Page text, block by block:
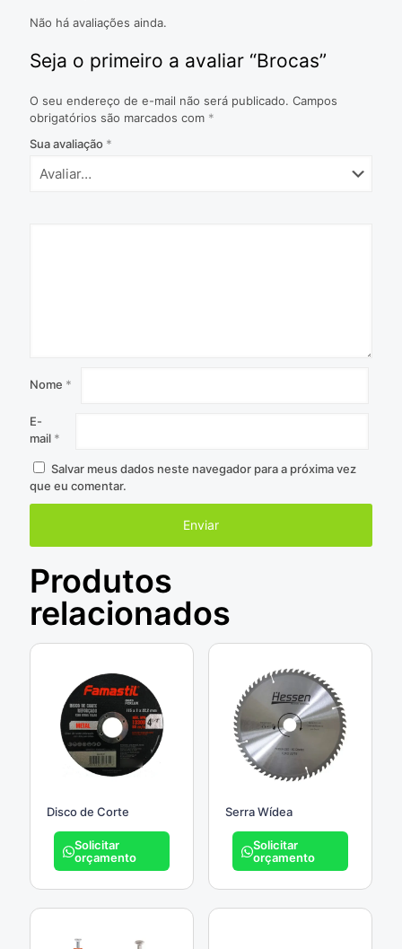
Não há avaliações ainda.
Seja o primeiro a avaliar “Brocas”
O seu endereço de e-mail não será publicado. Campos
obrigatórios são marcados com *
Sua avaliação *
Nome *
E-
mail *
Salvar meus dados neste navegador para a próxima vez
que eu comentar.
Produtos
relacionados
Disco de Corte
Solicitar
orçamento
Serra Wídea
Solicitar
orçamento